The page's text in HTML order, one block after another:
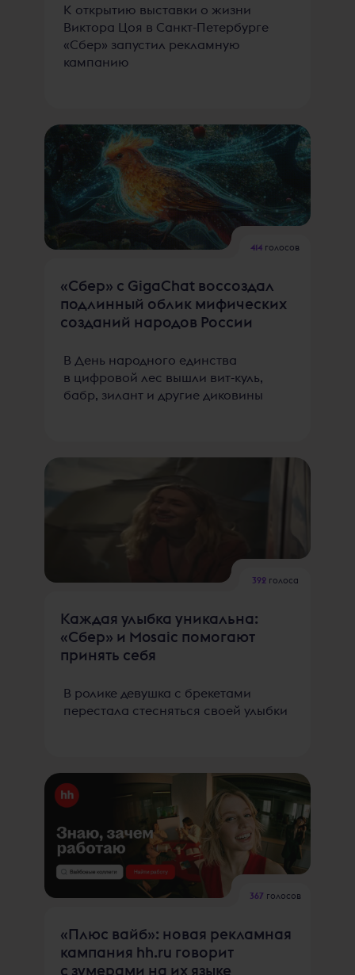
К открытию выставки о жизни
Виктора Цоя в Санкт-Петербурге
«Сбер» запустил рекламную
кампанию
414 голосов
«Сбер» с GigaChat воссоздал
подлинный облик мифических
созданий народов России
В День народного единства
в цифровой лес вышли вит-куль,
бабр, зилант и другие диковины
392голоса
Каждая улыбка уникальна:
«Сбер» и Mosaic помогают
принять себя
В ролике девушка с брекетами
перестала стесняться своей улыбки
367голосов
«Плюс вайб»: новая рекламная
кампания hh.ru говорит
с зумерами на их языке